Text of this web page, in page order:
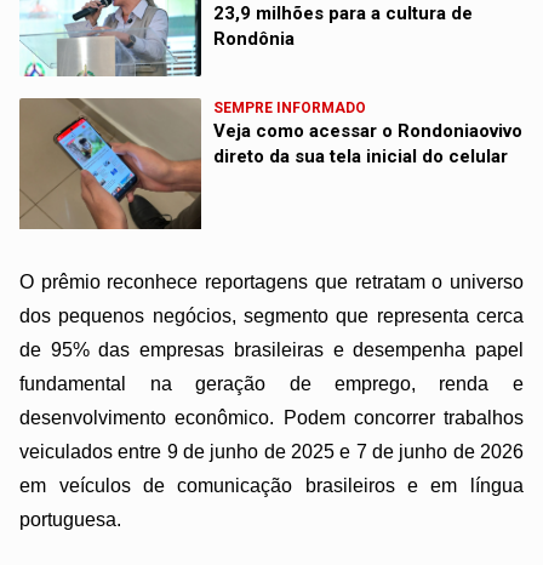
23,9 milhões para a cultura de
Rondônia
SEMPRE INFORMADO
Veja como acessar o Rondoniaovivo
direto da sua tela inicial do celular
O prêmio reconhece reportagens que retratam o universo
dos pequenos negócios, segmento que representa cerca
de 95% das empresas brasileiras e desempenha papel
fundamental na geração de emprego, renda e
desenvolvimento econômico. Podem concorrer trabalhos
veiculados entre 9 de junho de 2025 e 7 de junho de 2026
em veículos de comunicação brasileiros e em língua
portuguesa.